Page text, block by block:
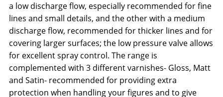
a low discharge flow, especially recommended for fine
lines and small details, and the other with a medium
discharge flow, recommended for thicker lines and for
covering larger surfaces; the low pressure valve allows
for excellent spray control. The range is
complemented with 3 different varnishes- Gloss, Matt
and Satin- recommended for providing extra
protection when handling your figures and to give